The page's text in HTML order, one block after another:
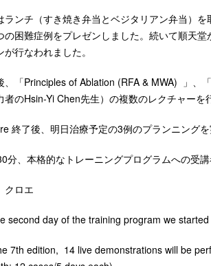
ランチ（すき焼き弁当とベジタリアン弁当）
の困難症例をプレゼンしました。続いて順天
が行なわれました。
、「Principles of Ablation (RFA & MWA) 」、
者のHsin-Yi Chen先生）の複数のレクチャーを
終了後、明日治療予定の3例のプランニングを
分、本格的なトレーニングプログラムへの受
ロエ
second day of the training program we
7th edition, 14 live demonstrations will be